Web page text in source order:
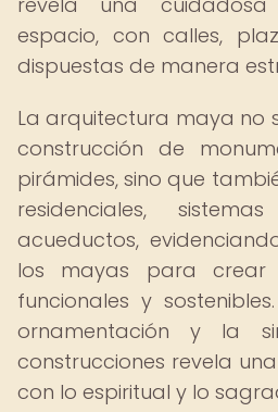
espacio, con calles,
dispuestas de manera
La arquitectura maya no
construcción de
pirámides, sino que
residenciales,
acueductos,
los mayas para crear
funcionales y
ornamentación y la
construcciones revela
con lo espiritual y lo